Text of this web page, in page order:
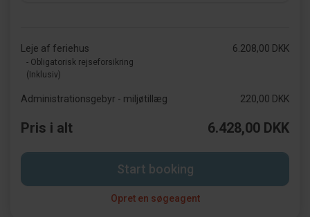
Leje af feriehus
- Obligatorisk rejseforsikring
(Inklusiv)
6.208,00 DKK
Administrationsgebyr - miljøtillæg 220,00 DKK
Pris i alt 6.428,00 DKK
Start booking
Opret en søgeagent